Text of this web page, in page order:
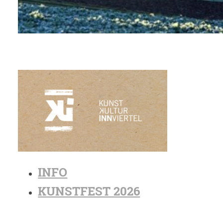
INFO
KUNSTFEST 2026